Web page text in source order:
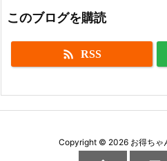
このブログを購読
 RSS
Copyright © 2026 お得ちゃ